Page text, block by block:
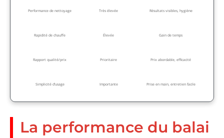
Performance de nettoyage Très élevée Résultats visibles, hygiène
Rapidité de chauffe Élevée Gain de temps
Rapport qualité/prix Prioritaire Prix abordable, efficacité
Simplicité d’usage Importante Prise en main, entretien facile
La performance du balai